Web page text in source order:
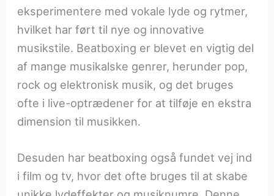
eksperimentere med vokale lyde og rytmer,
hvilket har ført til nye og innovative
musikstile. Beatboxing er blevet en vigtig del
af mange musikalske genrer, herunder pop,
rock og elektronisk musik, og det bruges
ofte i live-optrædener for at tilføje en ekstra
dimension til musikken.
Desuden har beatboxing også fundet vej ind
i film og tv, hvor det ofte bruges til at skabe